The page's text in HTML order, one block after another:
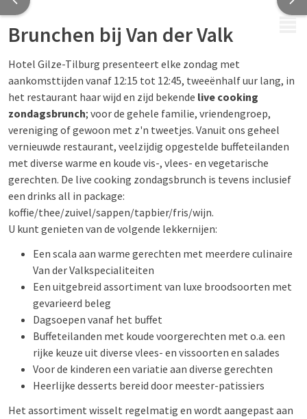
Brunchen bij Van der Valk
Hotel Gilze-Tilburg presenteert elke zondag met
aankomsttijden vanaf 12:15 tot 12:45, tweeënhalf uur lang, in
het restaurant haar wijd en zijd bekende live cooking
zondagsbrunch; voor de gehele familie, vriendengroep,
vereniging of gewoon met z'n tweetjes. Vanuit ons geheel
vernieuwde restaurant, veelzijdig opgestelde buffeteilanden
met diverse warme en koude vis-, vlees- en vegetarische
gerechten. De live cooking zondagsbrunch is tevens inclusief
een drinks all in package:
koffie/thee/zuivel/sappen/tapbier/fris/wijn.
U kunt genieten van de volgende lekkernijen:
Een scala aan warme gerechten met meerdere culinaire
Van der Valkspecialiteiten
Een uitgebreid assortiment van luxe broodsoorten met
gevarieerd beleg
Dagsoepen vanaf het buffet
Buffeteilanden met koude voorgerechten met o.a. een
rijke keuze uit diverse vlees- en vissoorten en salades
Voor de kinderen een variatie aan diverse gerechten
Heerlijke desserts bereid door meester-patissiers
Het assortiment wisselt regelmatig en wordt aangepast aan